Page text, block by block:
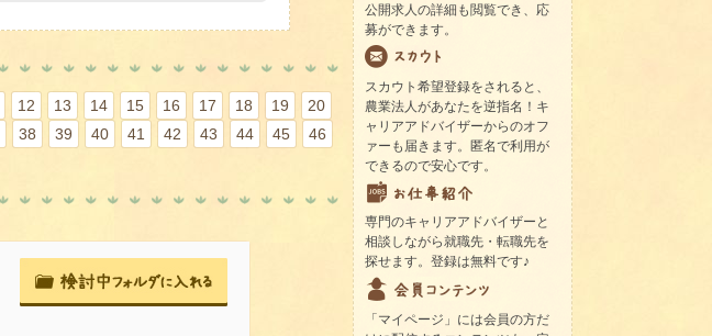
12 13 14 15 16 17 18 19
20
38 39 40 41 42 43 44 45
46
公開求人の詳細も閲覧でき、応
募ができます。
スカウト希望登録をされると、
農業法人があなたを逆指名！キ
ャリアアドバイザーからのオフ
ァーも届きます。匿名で利用が
できるので安心です。
専門のキャリアアドバイザーと
相談しながら就職先・転職先を
探せます。登録は無料です♪
「マイページ」には会員の方だ